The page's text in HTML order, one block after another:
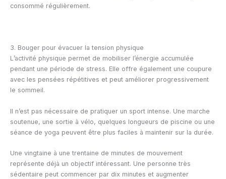
consommé régulièrement.
3. Bouger pour évacuer la tension physique
L’activité physique permet de mobiliser l’énergie accumulée
pendant une période de stress. Elle offre également une coupure
avec les pensées répétitives et peut améliorer progressivement
le sommeil.
Il n’est pas nécessaire de pratiquer un sport intense. Une marche
soutenue, une sortie à vélo, quelques longueurs de piscine ou une
séance de yoga peuvent être plus faciles à maintenir sur la durée.
Une vingtaine à une trentaine de minutes de mouvement
représente déjà un objectif intéressant. Une personne très
sédentaire peut commencer par dix minutes et augmenter